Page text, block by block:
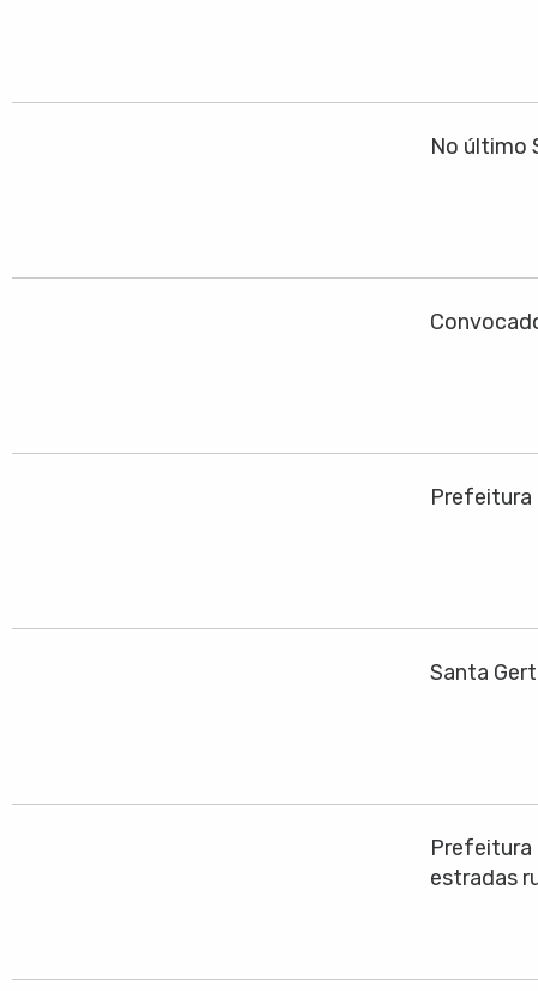
No último
Prefeitura
Santa
Prefeitura
estradas